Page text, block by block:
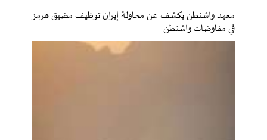
معهد واشنطن يكشف عن محاولة إيران توظيف مضيق هرمز
في مفاوضات واشنطن